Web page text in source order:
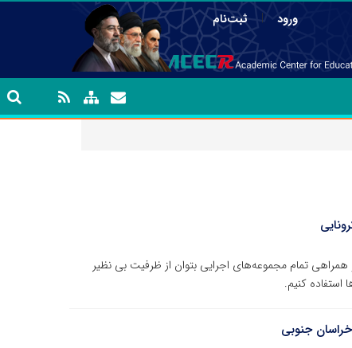
ورود | ثبت‌نام
تمام مجموعه‌های اجرایی بتوان از ظرفیت بی نظیر
کنیم.